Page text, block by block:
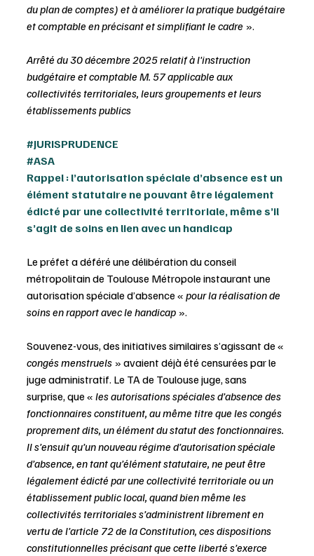
du plan de comptes) et à améliorer la pratique budgétaire
et comptable en précisant et simplifiant le cadre ».
Arrêté du 30 décembre 2025 relatif à l'instruction
budgétaire et comptable M. 57 applicable aux
collectivités territoriales, leurs groupements et leurs
établissements publics
#JURISPRUDENCE
#ASA
Rappel : l’autorisation spéciale d’absence est un
élément statutaire ne pouvant être légalement
édicté par une collectivité territoriale, même s’il
s’agit de soins en lien avec un handicap
Le préfet a déféré une délibération du conseil
métropolitain de Toulouse Métropole instaurant une
autorisation spéciale d’absence « pour la réalisation de
soins en rapport avec le handicap ».
Souvenez-vous, des initiatives similaires s’agissant de «
congés menstruels » avaient déjà été censurées par le
juge administratif. Le TA de Toulouse juge, sans
surprise, que « les autorisations spéciales d’absence des
fonctionnaires constituent, au même titre que les congés
proprement dits, un élément du statut des fonctionnaires.
Il s’ensuit qu’un nouveau régime d’autorisation spéciale
d’absence, en tant qu’élément statutaire, ne peut être
légalement édicté par une collectivité territoriale ou un
établissement public local, quand bien même les
collectivités territoriales s’administrent librement en
vertu de l’article 72 de la Constitution, ces dispositions
constitutionnelles précisant que cette liberté s’exerce